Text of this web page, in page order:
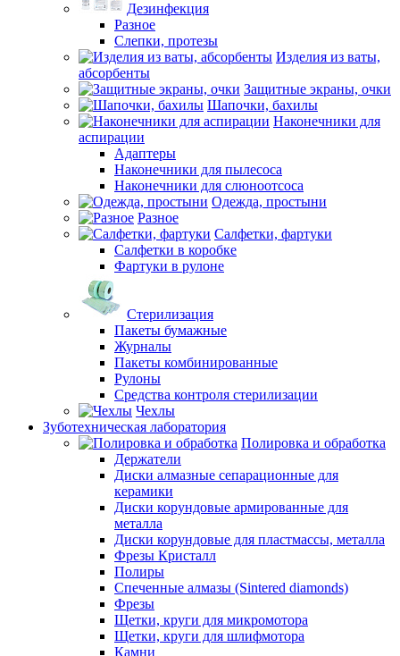
Дезинфекция
Разное
Слепки, протезы
Изделия из ваты,
абсорбенты
Защитные экраны, очки
Шапочки, бахилы
Наконечники для
аспирации
Адаптеры
Наконечники для пылесоса
Наконечники для слюноотсоса
Одежда, простыни
Разное
Салфетки, фартуки
Салфетки в коробке
Фартуки в рулоне
Стерилизация
Пакеты бумажные
Журналы
Пакеты комбинированные
Рулоны
Средства контроля стерилизации
Чехлы
Зуботехническая лаборатория
Полировка и обработка
Держатели
Диски алмазные сепарационные для
керамики
Диски корундовые армированные для
металла
Диски корундовые для пластмассы, металла
Фрезы Кристалл
Полиры
Спеченные алмазы (Sintered diamonds)
Фрезы
Щетки, круги для микромотора
Щетки, круги для шлифмотора
Камни